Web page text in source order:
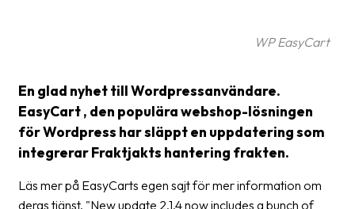
Barcode
scanner
Support
the
WP EasyCart
En glad nyhet till Wordpressanvändare.
EasyCart , den populära webshop-lösningen
för Wordpress har släppt en uppdatering som
integrerar Fraktjakts hantering frakten.
Läs mer på EasyCarts egen sajt för mer information om
deras tjänst. "New update 2.1.4 now includes a bunch of